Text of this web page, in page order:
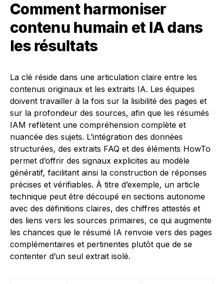
Comment harmoniser
contenu humain et IA dans
les résultats
La clé réside dans une articulation claire entre les
contenus originaux et les extraits IA. Les équipes
doivent travailler à la fois sur la lisibilité des pages et
sur la profondeur des sources, afin que les résumés
IAM reflètent une compréhension complète et
nuancée des sujets. L’intégration des données
structurées, des extraits FAQ et des éléments HowTo
permet d’offrir des signaux explicites au modèle
génératif, facilitant ainsi la construction de réponses
précises et vérifiables. À titre d’exemple, un article
technique peut être découpé en sections autonome
avec des définitions claires, des chiffres attestés et
des liens vers les sources primaires, ce qui augmente
les chances que le résumé IA renvoie vers des pages
complémentaires et pertinentes plutôt que de se
contenter d’un seul extrait isolé.